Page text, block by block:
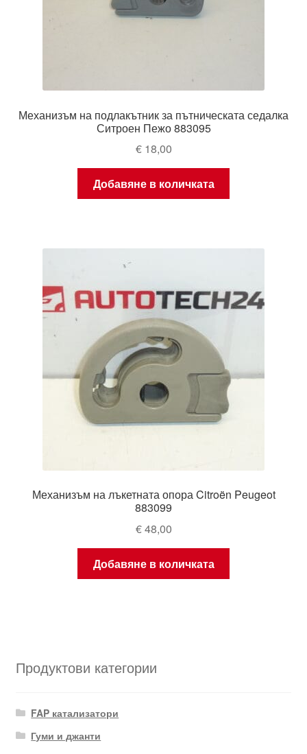
Механизъм на подлакътник за пътническата седалка
Ситроен Пежо 883095
€18,00
Добавяне в количката
Механизъм на лъкетната опора Citroën Peugeot
883099
€48,00
Добавяне в количката
Продуктови категории
FAP катализатори
Гуми и джанти